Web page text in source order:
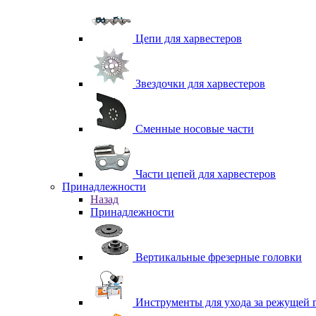
Цепи для харвестеров
Звездочки для харвестеров
Сменные носовые части
Части цепей для харвестеров
Принадлежности
Назад
Принадлежности
Вертикальные фрезерные головки
Инструменты для ухода за режущей